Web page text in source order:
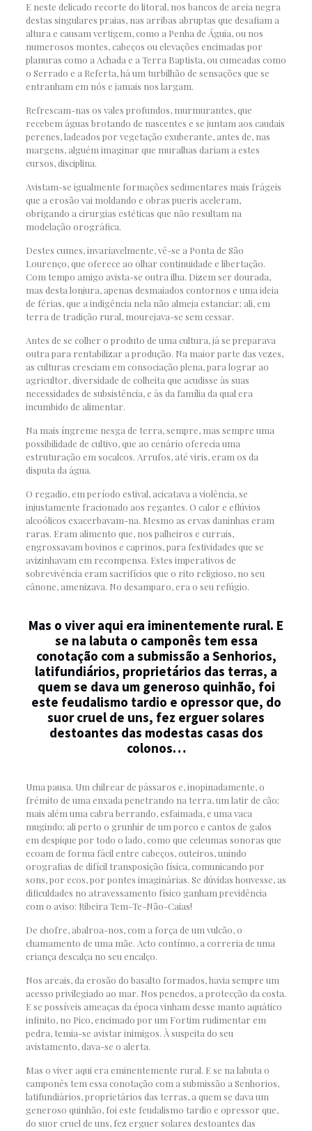
E neste delicado recorte do litoral, nos bancos de areia negra
destas singulares praias, nas arribas abruptas que desafiam a
altura e causam vertigem, como a Penha de Águia, ou nos
numerosos montes, cabeços ou elevações encimadas por
planuras como a Achada e a Terra Baptista, ou cumeadas como
o Serrado e a Referta, há um turbilhão de sensações que se
entranham em nós e jamais nos largam.
Refrescam-nas os vales profundos, murmurantes, que
recebem águas brotando de nascentes e se juntam aos caudais
perenes, ladeados por vegetação exuberante, antes de, nas
margens, alguém imaginar que muralhas dariam a estes
cursos, disciplina.
Avistam-se igualmente formações sedimentares mais frágeis
que a erosão vai moldando e obras pueris aceleram,
obrigando a cirurgias estéticas que não resultam na
modelação orográfica.
Destes cumes, invariavelmente, vê-se a Ponta de São
Lourenço, que oferece ao olhar continuidade e libertação.
Com tempo amigo avista-se outra ilha. Dizem ser dourada,
mas desta lonjura, apenas desmaiados contornos e uma ideia
de férias, que a indigência nela não almeja estanciar; ali, em
terra de tradição rural, mourejava-se sem cessar.
Antes de se colher o produto de uma cultura, já se preparava
outra para rentabilizar a produção. Na maior parte das vezes,
as culturas cresciam em consociação plena, para lograr ao
agricultor, diversidade de colheita que acudisse às suas
necessidades de subsistência, e às da família da qual era
incumbido de alimentar.
Na mais íngreme nesga de terra, sempre, mas sempre uma
possibilidade de cultivo, que ao cenário oferecia uma
estruturação em socalcos. Arrufos, até viris, eram os da
disputa da água.
O regadio, em período estival, acicatava a violência, se
injustamente fracionado aos regantes. O calor e eflúvios
alcoólicos exacerbavam-na. Mesmo as ervas daninhas eram
raras. Eram alimento que, nos palheiros e currais,
engrossavam bovinos e caprinos, para festividades que se
avizinhavam em recompensa. Estes imperativos de
sobrevivência eram sacrifícios que o rito religioso, no seu
cânone, amenizava. No desamparo, era o seu refúgio.
Mas o viver aqui era iminentemente rural. E
se na labuta o camponês tem essa
conotação com a submissão a Senhorios,
latifundiários, proprietários das terras, a
quem se dava um generoso quinhão, foi
este feudalismo tardio e opressor que, do
suor cruel de uns, fez erguer solares
destoantes das modestas casas dos
colonos…
Uma pausa. Um chilrear de pássaros e, inopinadamente, o
frémito de uma enxada penetrando na terra, um latir de cão;
mais além uma cabra berrando, esfaimada, e uma vaca
mugindo; ali perto o grunhir de um porco e cantos de galos
em despique por todo o lado, como que celeumas sonoras que
ecoam de forma fácil entre cabeços, outeiros, unindo
orografias de difícil transposição física, comunicando por
sons, por ecos, por pontes imaginárias. Se dúvidas houvesse, as
dificuldades no atravessamento físico ganham previdência
com o aviso: Ribeira Tem-Te-Não-Caias!
De chofre, abalroa-nos, com a força de um vulcão, o
chamamento de uma mãe. Acto contínuo, a correria de uma
criança descalça no seu encalço.
Nos areais, da erosão do basalto formados, havia sempre um
acesso privilegiado ao mar. Nos penedos, a protecção da costa.
E se possíveis ameaças da época vinham desse manto aquático
infinito, no Pico, encimado por um Fortim rudimentar em
pedra, temia-se avistar inimigos. À suspeita do seu
avistamento, dava-se o alerta.
Mas o viver aqui era eminentemente rural. E se na labuta o
camponês tem essa conotação com a submissão a Senhorios,
latifundiários, proprietários das terras, a quem se dava um
generoso quinhão, foi este feudalismo tardio e opressor que,
do suor cruel de uns, fez erguer solares destoantes das